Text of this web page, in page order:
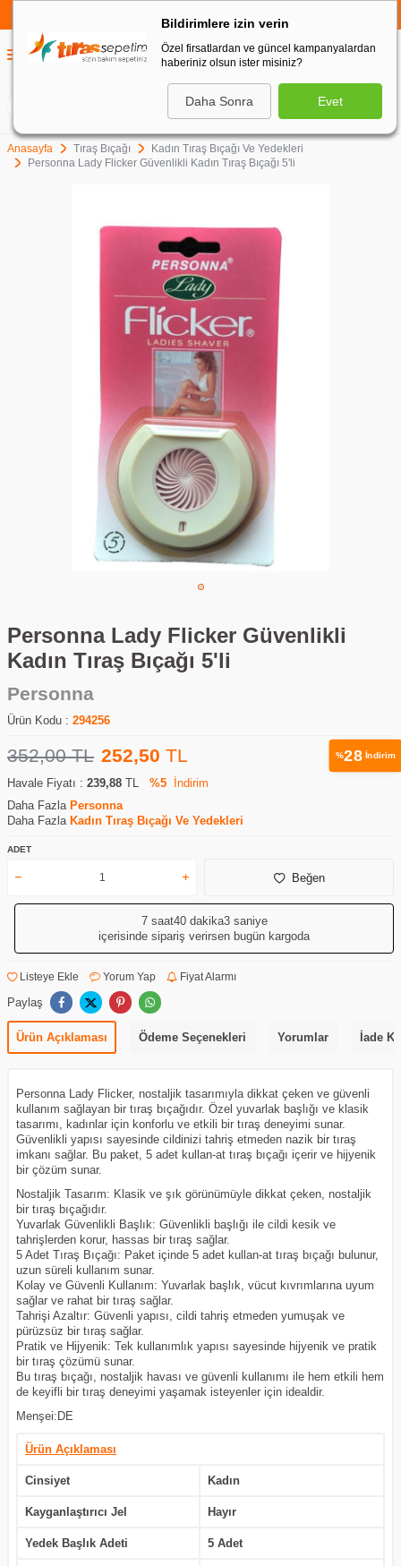
Anasayfa Tıraş Bıçağı
Kadın Tıraş Bıçağı Ve Yedekleri
Personna Lady Flicker Güvenlikli Kadın Tıraş Bıçağı 5'li
Personna Lady Flicker Güvenlikli
Kadın Tıraş Bıçağı 5'li
Personna
Ürün Kodu : 294256
352,00TL 252,50 TL %28 İndirim
Havale Fiyatı : 239,88 TL %5
İndirim
Daha Fazla Personna
Daha Fazla Kadın Tıraş Bıçağı Ve Yedekleri
ADET
Beğen
7 saat40 dakika3 saniye
içerisinde sipariş verirsen bugün kargoda
Listeye Ekle Yorum Yap Fiyat Alarmı
Paylaş
Ürün Açıklaması Ödeme Seçenekleri Yorumlar İade
Personna Lady Flicker, nostaljik tasarımıyla dikkat çeken ve güvenli
kullanım sağlayan bir tıraş bıçağıdır. Özel yuvarlak başlığı ve klasik
tasarımı, kadınlar için konforlu ve etkili bir tıraş deneyimi sunar.
Güvenlikli yapısı sayesinde cildinizi tahriş etmeden nazik bir tıraş
imkanı sağlar. Bu paket, 5 adet kullan-at tıraş bıçağı içerir ve hijyenik
bir çözüm sunar.
Nostaljik Tasarım: Klasik ve şık görünümüyle dikkat çeken, nostaljik
bir tıraş bıçağıdır.
Yuvarlak Güvenlikli Başlık: Güvenlikli başlığı ile cildi kesik ve
tahrişlerden korur, hassas bir tıraş sağlar.
5 Adet Tıraş Bıçağı: Paket içinde 5 adet kullan-at tıraş bıçağı bulunur,
uzun süreli kullanım sunar.
Kolay ve Güvenli Kullanım: Yuvarlak başlık, vücut kıvrımlarına uyum
sağlar ve rahat bir tıraş sağlar.
Tahrişi Azaltır: Güvenli yapısı, cildi tahriş etmeden yumuşak ve
pürüzsüz bir tıraş sağlar.
Pratik ve Hijyenik: Tek kullanımlık yapısı sayesinde hijyenik ve pratik
bir tıraş çözümü sunar.
Bu tıraş bıçağı, nostaljik havası ve güvenli kullanımı ile hem etkili hem
de keyifli bir tıraş deneyimi yaşamak isteyenler için idealdir.
Menşei:DE
Ürün Açıklaması
Cinsiyet Kadın
Kayganlaştırıcı Jel Hayır
Yedek Başlık Adeti 5 Adet
Bildirimlere izin verin
Özel firsatlardan ve güncel kampanyalardan
haberiniz olsun ister misiniz?
Daha Sonra Evet